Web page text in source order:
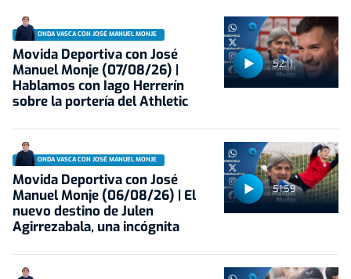
52:11
ONDA VASCA CON JOSÉ MANUEL MONJE
Movida Deportiva con José
Manuel Monje (07/08/26) |
Hablamos con Iago Herrerín
sobre la portería del Athletic
51:59
ONDA VASCA CON JOSÉ MANUEL MONJE
Movida Deportiva con José
Manuel Monje (06/08/26) | El
nuevo destino de Julen
Agirrezabala, una incógnita